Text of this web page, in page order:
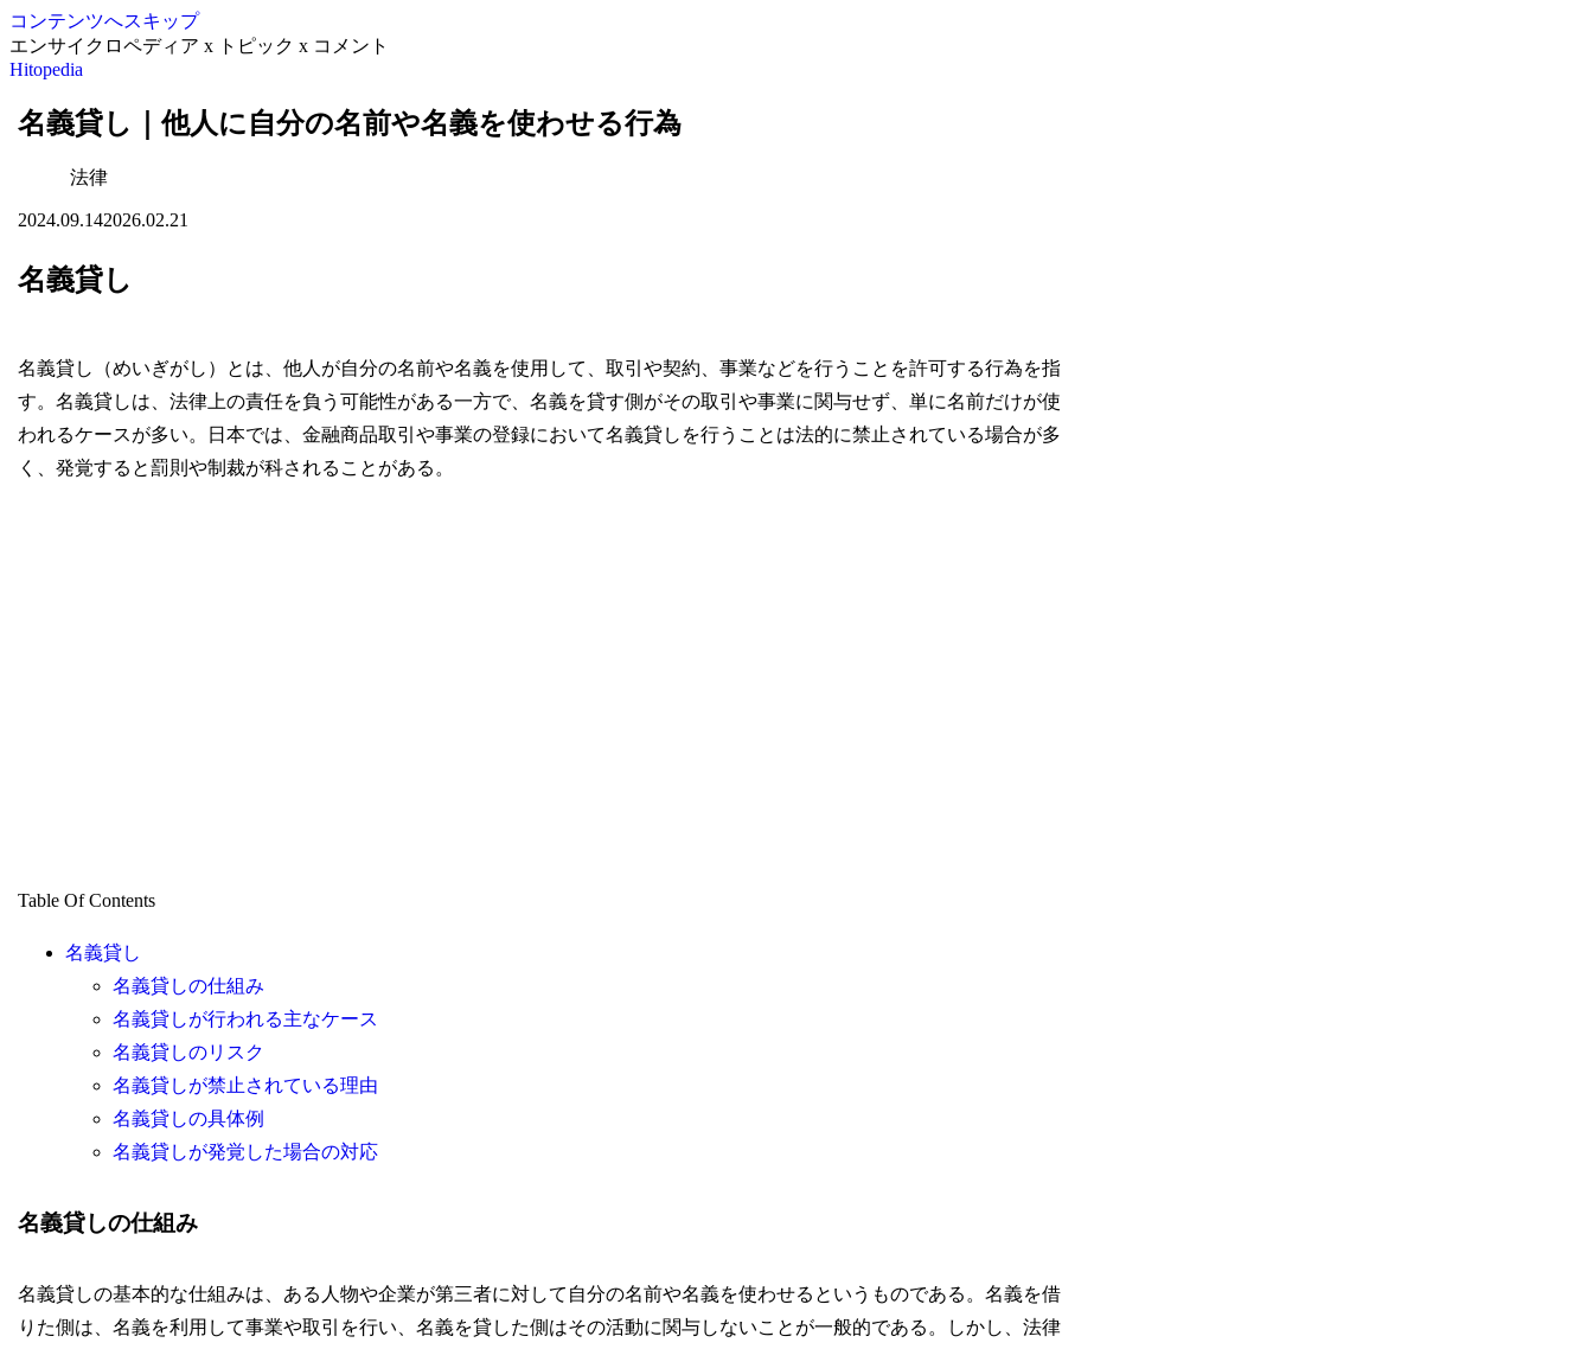
コンテンツへスキップ
エンサイクロペディア x トピック x コメント
Hitopedia
名義貸し｜他人に自分の名前や名義を使わせる行為
法律
2024.09.142026.02.21
名義貸し
名義貸し（めいぎがし）とは、他人が自分の名前や名義を使用して、取引や契約、事業などを行うことを許可する行為を指
す。名義貸しは、法律上の責任を負う可能性がある一方で、名義を貸す側がその取引や事業に関与せず、単に名前だけが使
われるケースが多い。日本では、金融商品取引や事業の登録において名義貸しを行うことは法的に禁止されている場合が多
く、発覚すると罰則や制裁が科されることがある。
Table Of Contents
名義貸し
名義貸しの仕組み
名義貸しが行われる主なケース
名義貸しのリスク
名義貸しが禁止されている理由
名義貸しの具体例
名義貸しが発覚した場合の対応
名義貸しの仕組み
名義貸しの基本的な仕組みは、ある人物や企業が第三者に対して自分の名前や名義を使わせるというものである。名義を借
りた側は、名義を利用して事業や取引を行い、名義を貸した側はその活動に関与しないことが一般的である。しかし、法律